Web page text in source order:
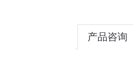
产品咨询